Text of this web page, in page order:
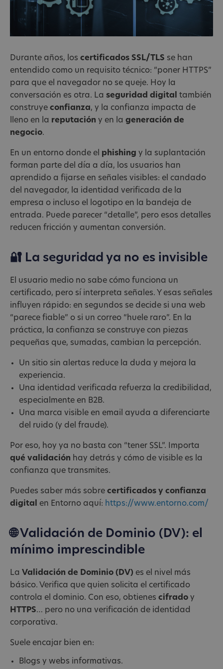
Durante años, los certificados SSL/TLS se han
entendido como un requisito técnico: “poner HTTPS”
para que el navegador no se queje. Hoy la
conversación es otra. La seguridad digital
también
construye confianza, y la confianza impacta de
lleno en la reputación y en la generación de
negocio.
En un entorno donde el phishing y la suplantación
forman parte del día a día, los usuarios han
aprendido a fijarse en señales visibles: el candado
del navegador, la identidad verificada de la
empresa o incluso el logotipo en la bandeja de
entrada. Puede parecer “detalle”, pero esos detalles
reducen fricción y aumentan conversión.
🔐 La seguridad ya no es invisible
El usuario medio no sabe cómo funciona un
certificado, pero sí interpreta señales. Y esas señales
influyen rápido: en segundos se decide si una web
“parece fiable” o si un correo “huele raro”. En la
práctica, la confianza se construye con piezas
pequeñas que, sumadas, cambian la percepción.
Un sitio sin alertas reduce la duda y mejora la
experiencia.
Una identidad verificada refuerza la credibilidad,
especialmente en B2B.
Una marca visible en email ayuda a diferenciarte
del ruido (y del fraude).
Por eso, hoy ya no basta con “tener SSL”. Importa
qué validación hay detrás y cómo de visible es la
confianza que transmites.
Puedes saber más sobre certificados y confianza
digital
en Entorno aquí: https://www.entorno.com/
🌐 Validación de Dominio (DV): el
mínimo imprescindible
La Validación de Dominio (DV) es el nivel más
básico. Verifica que quien solicita el certificado
controla el dominio. Con eso, obtienes cifrado y
HTTPS… pero no una verificación de identidad
corporativa.
Suele encajar bien en:
Blogs y webs informativas.